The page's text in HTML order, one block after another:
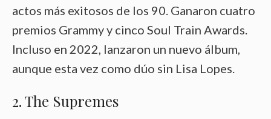
actos más exitosos de los 90. Ganaron cuatro
premios Grammy y cinco Soul Train Awards.
Incluso en 2022, lanzaron un nuevo álbum,
aunque esta vez como dúo sin Lisa Lopes.
2. The Supremes